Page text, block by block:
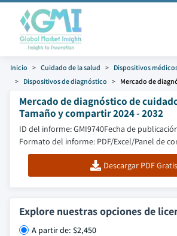
Inicio Cuidado de la salud
Dispositivos
Dispositivos de diagnóstico
Mercado de
Mercado de diagnóstico de
Tamaño y compartir 2024 - 2032
ID del informe: GMI9740Fecha de
Formato del informe: PDF/Excel/Panel de
Descargar PDF Gratis
Explore nuestras opciones de
A partir de: $2,450